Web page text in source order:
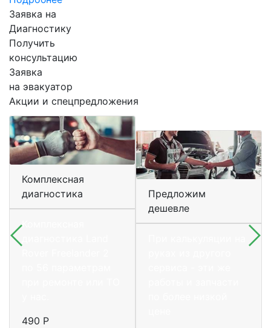
Заявка на
Диагностику
Получить
консультацию
Заявка
на эвакуатор
Акции и спецпредложения
Комплексная
диагностика
Комплексная
490 Р
Предложим
дешевле